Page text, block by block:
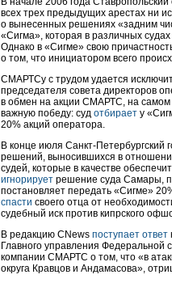
всех трех предыдущих арестах ни
о вынесенных решениях «задним
«Сигма», которая в различных
Однако в «Сигме» свою
о том, что инициатором всего
СМАРТСу с трудом удается
председателя совета директоров
в обмен на акции СМАРТС, на самом
важную победу: суд отбирает у
20% акций оператора.
В конце июля Санкт-Петербургский
решений, выносившихся в
судей, которые в качестве
игнорирует решение суда Самары,
постановляет передать «Сигме»
спасти своего отца от
судебный иск против кипрского
В редакцию CNews поступает ответ
Главного управления
компании СМАРТС о том, что «в
округа Кравцов и Андамасова»,